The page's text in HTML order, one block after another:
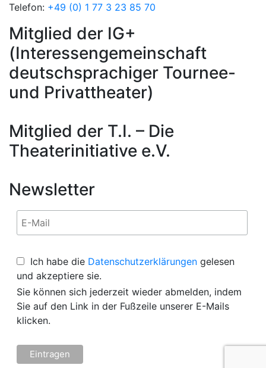
Telefon: +49 (0) 1 77 3 23 85 70
Mitglied der IG+
(Interessengemeinschaft
deutschsprachiger Tournee-
und Privattheater)
Mitglied der T.I. – Die
Theaterinitiative e.V.
Newsletter
Ich habe die Datenschutzerklärungengelesen
und akzeptiere sie.
Sie können sich jederzeit wieder abmelden, indem
Sie auf den Link in der Fußzeile unserer E-Mails
klicken.